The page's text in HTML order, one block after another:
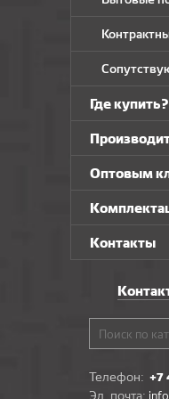
Альфа
Где купить?
Оптовым
Контакты
Телефон: +7
Эл. почта: